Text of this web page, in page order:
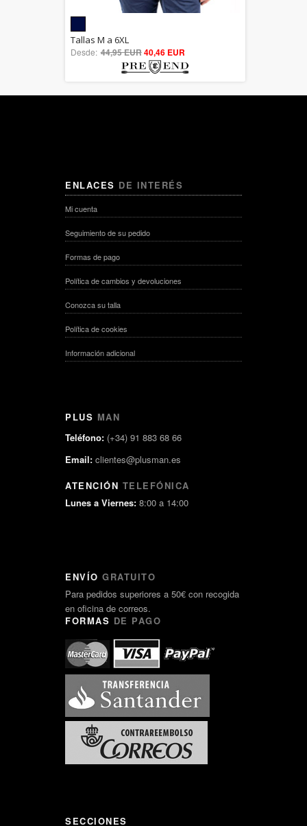
out of 5
Tallas M a 6XL
Desde: 44,95 EUR40,46 EUR
ENLACES DE INTERÉS
Mi cuenta
Seguimiento de su pedido
Formas de pago
Política de cambios y devoluciones
Conozca su talla
Política de cookies
Información adicional
PLUS MAN
Teléfono: (+34) 91 883 68 66
Email: clientes@plusman.es
ATENCIÓN TELEFÓNICA
Lunes a Viernes: 8:00 a 14:00
ENVÍO GRATUITO
Para pedidos superiores a 50€ con recogida
en oficina de correos.
FORMAS DE PAGO
SECCIONES